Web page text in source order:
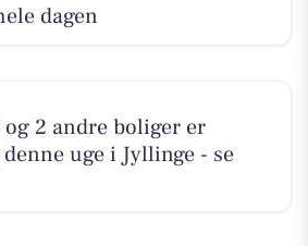
dagen
og 2 andre boliger er
uge i Jyllinge - se